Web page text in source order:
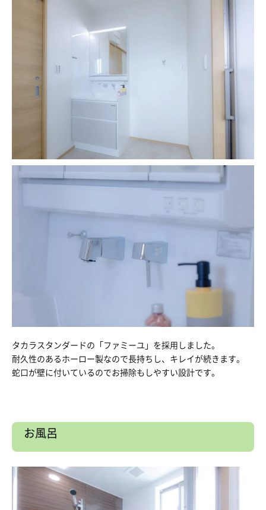
タカラスタンダードの「ファミーユ」を採用しました。
耐久性のあるホーロー製なので長持ちし、キレイが続きます。
蛇口が壁に付いているのでお掃除もしやすい設計です。
お風呂